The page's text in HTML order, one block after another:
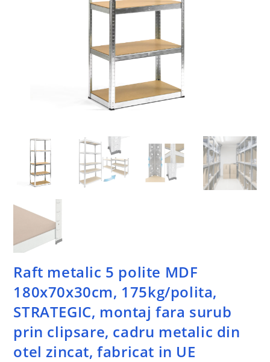
Raft metalic 5 polite MDF
180x70x30cm, 175kg/polita,
STRATEGIC, montaj fara surub
prin clipsare, cadru metalic din
otel zincat, fabricat in UE